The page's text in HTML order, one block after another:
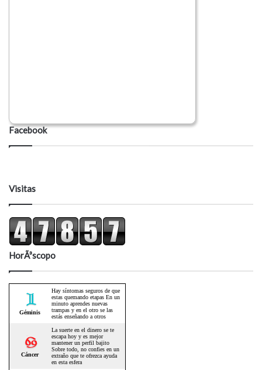
Facebook
Visitas
HorÃ³scopo